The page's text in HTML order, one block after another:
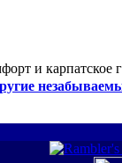
и карпатское